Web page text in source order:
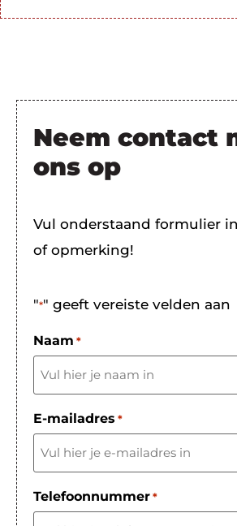
Neem contact
ons op
Vul onderstaand formulier
of opmerking!
"*" geeft vereiste velden aan
Naam *
E-mailadres *
Telefoonnummer *